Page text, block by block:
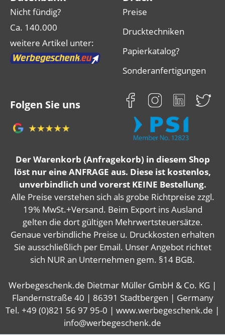
Nicht fündig?
Ca. 140.000
weitere Artikel unter:
Preise
Drucktechniken
Papierkatalog?
Sonderanfertigungen
Folgen Sie uns
Der Warenkorb (Anfragekorb) in diesem Shop
löst nur eine ANFRAGE aus. Diese ist kostenlos,
unverbindlich und vorerst KEINE Bestellung.
Alle Preise verstehen sich als grobe Richtpreise zzgl.
19% MwSt.+Versand. Beim Export ins Ausland
gelten die dort gültigen Mehrwertsteuersätze.
Genaue verbindliche Preise u. Druckkosten erhalten
Sie ausschließlich per Email. Unser Angebot richtet
sich NUR an Unternehmen gem. §14 BGB.
Werbegeschenk.de Dietmar Müller GmbH & Co. KG |
Flandernstraße 40 | 86391 Stadtbergen | Germany
Tel. +49 (0)821 56 97 95-0 | www.werbegeschenk.de |
info@werbegeschenk.de